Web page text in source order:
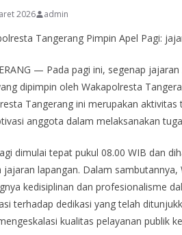
2026 admin
Tangerang Pimpin Apel Pagi:
— Pada pagi ini, segenap
dipimpin oleh Wakapolresta
Tangerang ini merupakan
anggota dalam melaksanakan
dimulai tepat pukul 08.00 WIB dan
jajaran lapangan. Dalam
kedisiplinan dan profesionalisme
terhadap dedikasi yang telah
kualitas pelayanan publik